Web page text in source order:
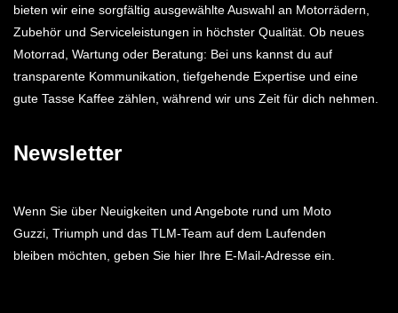
bieten wir eine sorgfältig ausgewählte Auswahl an Motorrädern,
Zubehör und Serviceleistungen in höchster Qualität. Ob neues
Motorrad, Wartung oder Beratung: Bei uns kannst du auf
transparente Kommunikation, tiefgehende Expertise und eine
gute Tasse Kaffee zählen, während wir uns Zeit für dich nehmen.
Newsletter
Wenn Sie über Neuigkeiten und Angebote rund um Moto
Guzzi, Triumph und das TLM-Team auf dem Laufenden
bleiben möchten, geben Sie hier Ihre E-Mail-Adresse ein.